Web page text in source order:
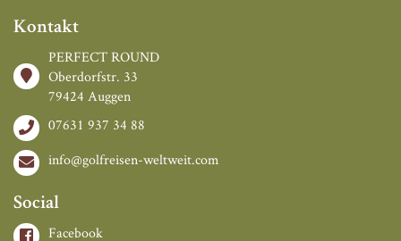
Kontakt
PERFECT ROUND
Oberdorfstr. 33
79424 Auggen
07631 937 34 88
info@golfreisen-weltweit.com
Social
Facebook